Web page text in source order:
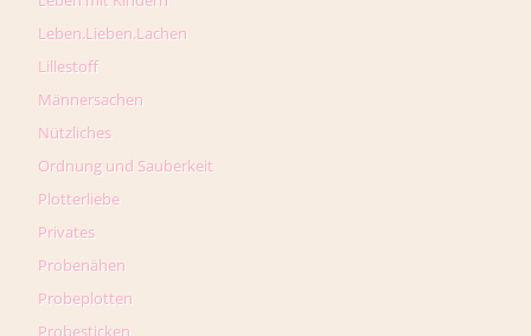
Leben.Lieben.Lachen
Lillestoff
Männersachen
Nützliches
Ordnung und Sauberkeit
Plotterliebe
Privates
Probenähen
Probeplotten
Probesticken